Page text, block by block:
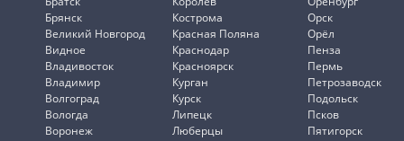
Брянск
Великий Новгород
Видное
Владивосток
Владимир
Волгоград
Вологда
Воронеж
Кострома
Красная Поляна
Краснодар
Красноярск
Курган
Курск
Липецк
Люберцы
Орск
Орёл
Пенза
Пермь
Петрозаводск
Подольск
Псков
Пятигорск